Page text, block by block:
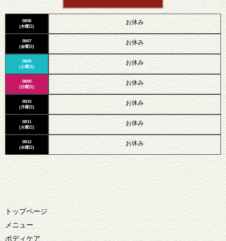
08/06
(木曜日)
08/07
(金曜日)
08/08
(土曜日)
08/09
(日曜日)
08/10
(月曜日)
08/11
(火曜日)
08/12
(水曜日)
お休み
お休み
お休み
お休み
お休み
お休み
お休み
トップページ
メニュー
ボディケア